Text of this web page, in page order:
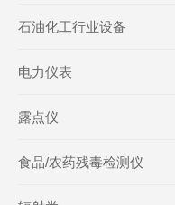
石油化工行业设备
电力仪表
露点仪
食品/农药残毒检测仪